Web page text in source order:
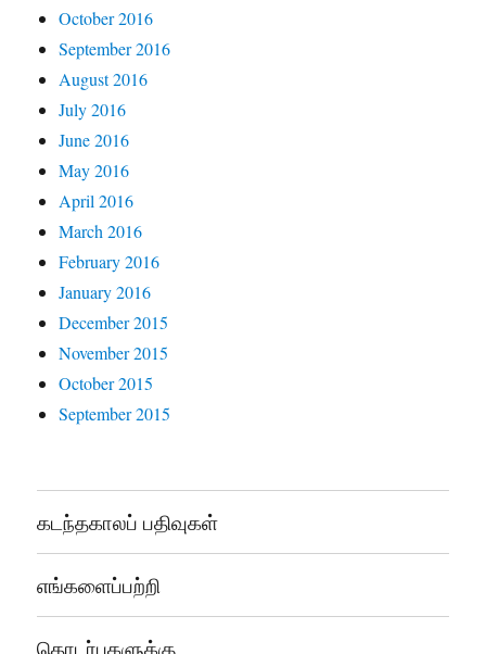
October 2016
September 2016
August 2016
July 2016
June 2016
May 2016
April 2016
March 2016
February 2016
January 2016
December 2015
November 2015
October 2015
September 2015
கடந்தகாலப் பதிவுகள்
எங்களைப்பற்றி
தொடர்புகளுக்கு